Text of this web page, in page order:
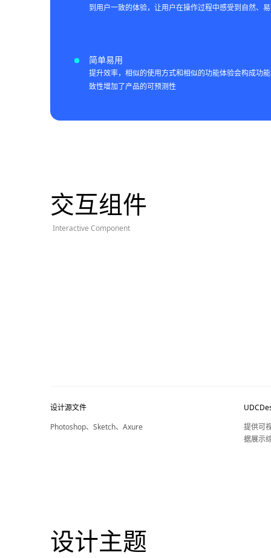
到用户一致的体验，让用户在操作过程中感受到自然、
简单易用
提升效率，相似的使用方式和相似的功能体验会构成功
致性增加了产品的可预测性
交互组件
Interactive Component
设计源文件
Photoshop、Sketch、Axure
提供可
据展示
设计主题